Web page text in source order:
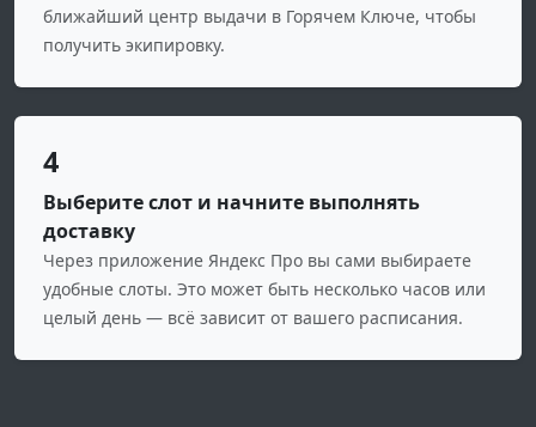
ближайший центр выдачи в Горячем Ключе, чтобы
получить экипировку.
4
Выберите слот и начните выполнять
доставку
Через приложение Яндекс Про вы сами выбираете
удобные слоты. Это может быть несколько часов или
целый день — всё зависит от вашего расписания.